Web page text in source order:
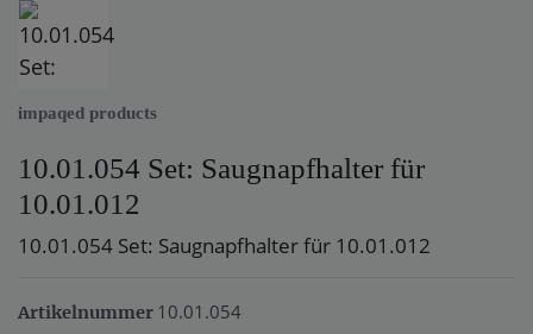
impaqed products
10.01.054 Set: Saugnapfhalter für
10.01.012
10.01.054 Set: Saugnapfhalter für 10.01.012
Artikelnummer 10.01.054